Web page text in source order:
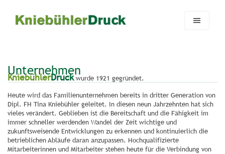
Unternehmen
KniebühlerDruck wurde 1921 gegründet.
Heute wird das Familienunternehmen bereits in dritter Generation von
Dipl. FH Tina Kniebühler geleitet. In diesen neun Jahrzehnten hat sich
vieles verändert. Geblieben ist die Bereitschaft und die Fähigkeit im
immer schneller werdenden Wandel der Zeit wichtige und
zukunftsweisende Entwicklungen zu erkennen und kontinuierlich die
betrieblichen Abläufe daran anzupassen. Hochqualifizierte
Mitarbeiterinnen und Mitarbeiter stehen heute für die Verbindung von